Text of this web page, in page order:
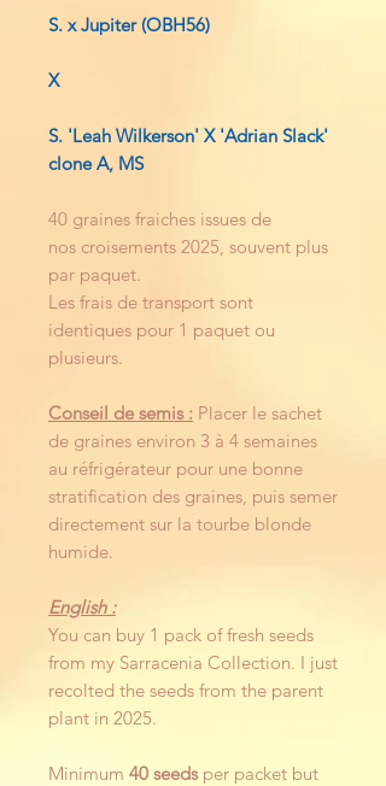
S. x Jupiter (OBH56)
X
S. 'Leah Wilkerson' X 'Adrian Slack'
clone A, MS
40 graines fraiches issues de
nos croisements 2025, souvent plus
par paquet.
Les frais de transport sont
identiques pour 1 paquet ou
plusieurs.
Conseil de semis : Placer le sachet
de graines environ 3 à 4 semaines
au réfrigérateur pour une bonne
stratification des graines, puis semer
directement sur la tourbe blonde
humide.
English :
You can buy 1 pack of fresh seeds
from my Sarracenia Collection. I just
recolted the seeds from the parent
plant in 2025.
Minimum 40 seedsper packet but